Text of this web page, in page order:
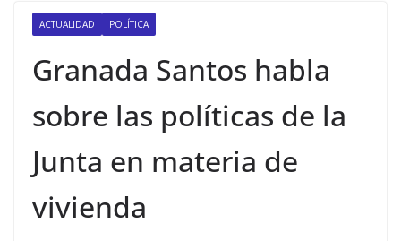
ACTUALIDAD POLÍTICA
Granada Santos habla
sobre las políticas de la
Junta en materia de
vivienda